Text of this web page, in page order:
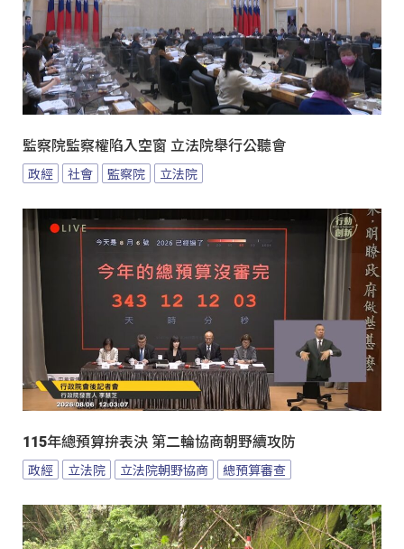
監察院監察權陷入空窗 立法院舉行公聽會
政經 社會 監察院 立法院
115年總預算拚表決 第二輪協商朝野續攻防
政經 立法院 立法院朝野協商 總預算審查